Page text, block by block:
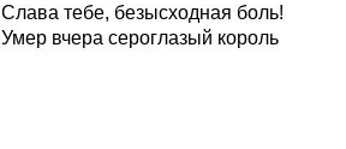
Слава тебе, безысходная боль!
Умер вчера сероглазый король